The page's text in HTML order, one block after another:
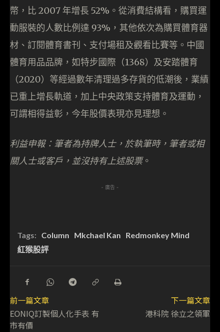
幣，比 2007 年增長 52%。從消費結構看，購買運
動服裝的人數比例達 93%，其他依次為購買體育器
材、訂閱體育書刊、支付場租及觀看比賽等。中國
體育用品品牌，如特步國際（1368）及安踏體育
（2020）等經過數年清理過多存貨的低潮後，業績
已重上增長軌道，加上中央政策支持體育及運動，
可謂相得益彰，今年股價表現亦見理想。
利益申報：筆者為持牌人士，於執筆時，筆者或相
關人士或客戶，並沒持有上述股票。
- 廣告 -
Tags: Column Mkchael Kan
Redmonkey Mind
紅猴股評
前一篇文章
EONIQ訂製個人化手表 有
市有價
下一篇文章
港科院 徐立之領軍